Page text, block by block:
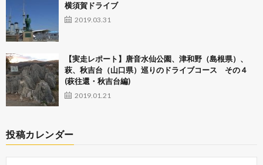
横須賀ドライブ
2019.03.31
【実走レポート】唐音水仙公園、津和野（島根県）、
萩、秋吉台（山口県）巡りのドライブコース その４
(萩往還・秋吉台編)
2019.01.21
投稿カレンダー